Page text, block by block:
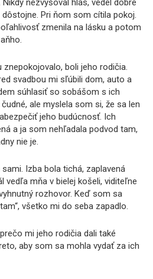
nezvyšoval hlas, vedel dobre
Pri ňom som cítila pokoj.
zmenila na lásku a potom
boli jeho rodičia.
svadbou mi sľúbili dom, auto a
súhlasiť so sobášom s ich
ale myslela som si, že sa len
jeho budúcnosť. Ich
a ja som nehľadala podvod tam,
nie je.
Izba bola tichá, zaplavená
vedľa mňa v bielej košeli, viditeľne
rozhovor. Keď som sa
všetko mi do seba zapadlo.
mi jeho rodičia dali také
aby som sa mohla vydať za ich